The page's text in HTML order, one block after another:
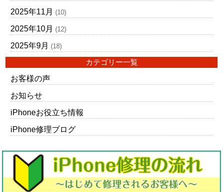
2025年11月 (10)
2025年10月 (12)
2025年9月 (18)
カテゴリー一覧
お客様の声
お知らせ
iPhoneお役立ち情報
iPhone修理ブログ